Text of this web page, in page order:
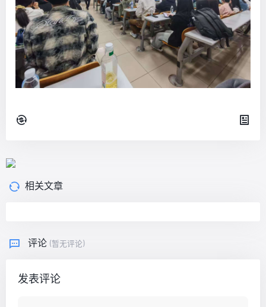
相关文章
评论 (暂无评论)
发表评论